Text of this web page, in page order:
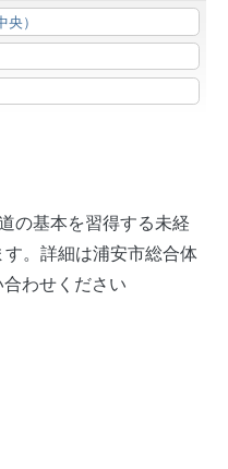
）
の基本を習得する未経
。詳細は浦安市総合体
わせください